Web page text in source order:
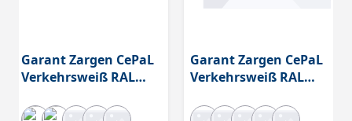
Garant Zargen CePaL
Verkehrsweiß RAL
Garant Zargen CePaL
Verkehrsweiß RAL